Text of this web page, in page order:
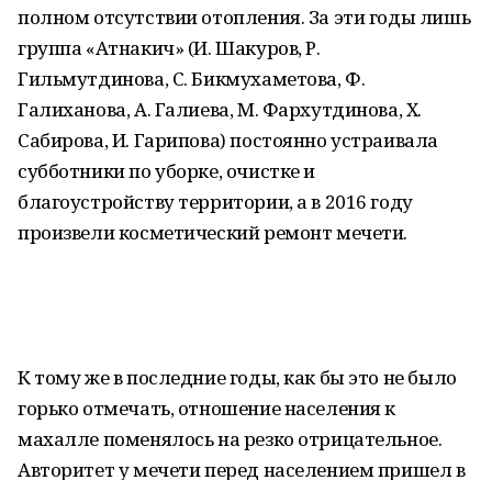
полном отсутствии отопления. За эти годы лишь
группа «Атнакич» (И. Шакуров, Р.
Гильмутдинова, С. Бикмухаметова, Ф.
Галиханова, А. Галиева, М. Фархутдинова, Х.
Сабирова, И. Гарипова) постоянно устраивала
субботники по уборке, очистке и
благоустройству территории, а в 2016 году
произвели косметический ремонт мечети.
К тому же в последние годы, как бы это не было
горько отмечать, отношение населения к
махалле поменялось на резко отрицательное.
Авторитет у мечети перед населением пришел в